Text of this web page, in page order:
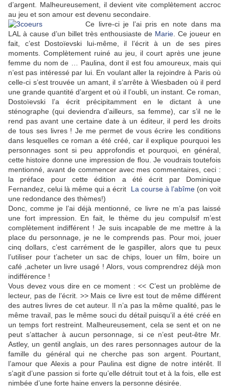
d’argent. Malheureusement, il devient vite complètement accroc
au jeu et son amour est devenu secondaire.
Ce livre-ci je l’ai pris en note dans ma
LAL à cause d’un billet très enthousiaste de Marie . Ce joueur en
fait, c’est Dostoïevski lui-même, il l’écrit à un de ses pires
moments. Complètement ruiné au jeu, il court après une jeune
femme du nom de … Paulina, dont il est fou amoureux, mais qui
n’est pas intéressé par lui. En voulant aller la rejoindre à Paris où
celle-ci s’est trouvée un amant, il s’arrête à Wiesbaden où il perd
une grande quantité d’argent et où il l’oubli, un instant. Ce roman,
Dostoïevski l’a écrit précipitamment en le dictant à une
sténographe (qui deviendra d’ailleurs, sa femme), car s’il ne le
rend pas avant une certaine date à un éditeur, il perd les droits
de tous ses livres ! Je me permet de vous écrire les conditions
dans lesquelles ce roman a été créé, car il explique pourquoi les
personnages sont si peu approfondis et pourquoi, en général,
cette histoire donne une impression de flou. Je voudrais toutefois
mentionné, avant de commencer avec mes commentaires, ceci :
la préface pour cette édition a été écrit par Dominique
Fernandez, celui là même qui a écrit La course à l’abîme(on voit
une redondance des thèmes!)
Donc, comme je l’ai déjà mentionné, ce livre ne m’a pas laissé
une fort impression. En fait, le thème du jeu compulsif m’est
complètement indifférent ! Je suis incapable de me mettre à la
place du personnage, je ne le comprends pas. Pour moi, jouer
cinq dollars, c’est carrément de le gaspiller, alors que tu peux
l’utiliser pour t’acheter un sac de chips, louer un film, boire un
café ,acheter un livre usagé ! Alors, vous comprendrez déjà mon
indifférence !
Vous devez vous dire en ce moment : << C’est un problème de
lecteur, pas de l’écrit. >> Mais ce livre est tout de même différent
des autres livres de cet auteur. Il n’a pas la même qualité, pas le
même travail, pas le même souci du détail puisqu’il a été créé en
un temps fort restreint. Malheureusement, cela se sent et on ne
peut s’attacher à aucun personnage, si ce n’est peut-être Mr.
Astley, un gentil anglais, un des rares personnages autour de la
famille du général qui ne cherche pas son argent. Pourtant,
l’amour que Alexis a pour Paulina est digne de notre intérêt. Il
s’agit d’une passion si forte qu’elle détruit tout et à la fois, elle est
nimbée d’une forte haine envers la personne désirée.